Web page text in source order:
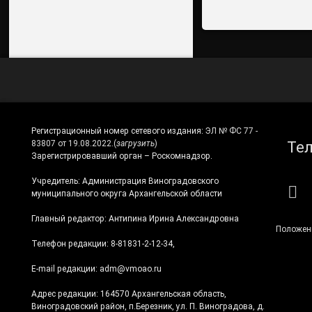
Регистрационный номер сетевого издания: ЭЛ № ФС 77 -
83807 от 19.08.2022.(загрузить)
Зарегистрировавший орган – Роскомнадзор.
Учредитель: Администрация Виноградовского
муниципального округа Архангельской области
Главный редактор: Антипина Ирина Александровна
Телефон редакции: 8-81831-2-12-34,
E-mail редакции: adm@vmoao.ru
Адрес редакции: 164570 Архангельская область,
Виноградовский район, п.Березник, ул. П. Виноградова, д.